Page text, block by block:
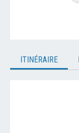
ITINÉRAIRE